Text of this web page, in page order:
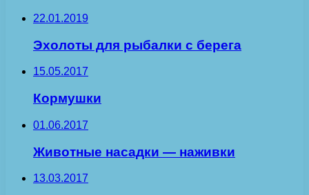
22.01.2019
Эхолоты для рыбалки с берега
15.05.2017
Кормушки
01.06.2017
Животные насадки — наживки
13.03.2017